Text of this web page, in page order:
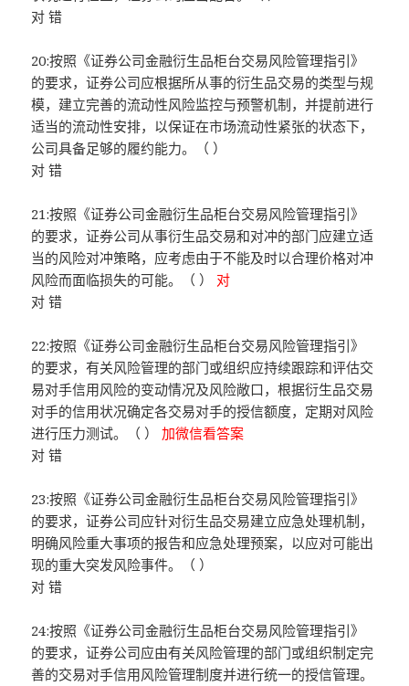
对 错
20:按照《证券公司金融衍生品柜台交易风险管理指引》
的要求，证券公司应根据所从事的衍生品交易的类型与规
模，建立完善的流动性风险监控与预警机制，并提前进行
适当的流动性安排，以保证在市场流动性紧张的状态下，
公司具备足够的履约能力。（ ）
对 错
21:按照《证券公司金融衍生品柜台交易风险管理指引》
的要求，证券公司从事衍生品交易和对冲的部门应建立适
当的风险对冲策略，应考虑由于不能及时以合理价格对冲
风险而面临损失的可能。（ ） 对
对 错
22:按照《证券公司金融衍生品柜台交易风险管理指引》
的要求，有关风险管理的部门或组织应持续跟踪和评估交
易对手信用风险的变动情况及风险敞口，根据衍生品交易
对手的信用状况确定各交易对手的授信额度，定期对风险
进行压力测试。（ ）加微信看答案
对 错
23:按照《证券公司金融衍生品柜台交易风险管理指引》
的要求，证券公司应针对衍生品交易建立应急处理机制，
明确风险重大事项的报告和应急处理预案，以应对可能出
现的重大突发风险事件。（ ）
对 错
24:按照《证券公司金融衍生品柜台交易风险管理指引》
的要求，证券公司应由有关风险管理的部门或组织制定完
善的交易对手信用风险管理制度并进行统一的授信管理。